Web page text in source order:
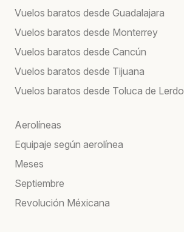
Vuelos baratos desde Guadalajara
Vuelos baratos desde Monterrey
Vuelos baratos desde Cancún
Vuelos baratos desde Tijuana
Vuelos baratos desde Toluca de Lerdo
Aerolíneas
Equipaje según aerolínea
Meses
Septiembre
Revolución Méxicana